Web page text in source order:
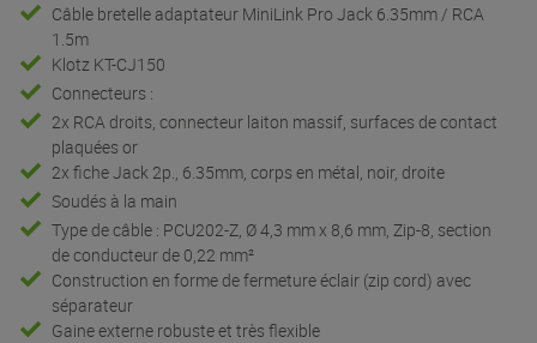
Câble bretelle adaptateur MiniLink Pro Jack 6.35mm / RCA
1.5m
Klotz KT-CJ150
Connecteurs :
2x RCA droits, connecteur laiton massif, surfaces de contact
plaquées or
2x fiche Jack 2p., 6.35mm, corps en métal, noir, droite
Soudés à la main
Type de câble : PCU202-Z, Ø 4,3 mm x 8,6 mm, Zip-8, section
de conducteur de 0,22 mm²
Construction en forme de fermeture éclair (zip cord) avec
séparateur
Gaine externe robuste et très flexible